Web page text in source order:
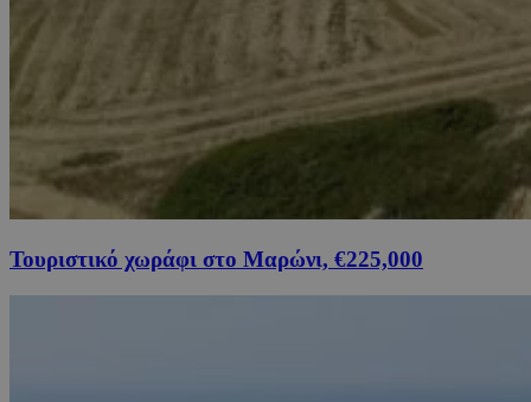
Τουριστικό χωράφι στο Μαρώνι, €225,000